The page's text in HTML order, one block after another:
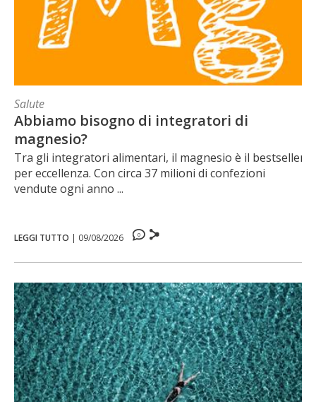
Salute
Abbiamo bisogno di integratori di
magnesio?
Tra gli integratori alimentari, il magnesio è il bestseller
per eccellenza. Con circa 37 milioni di confezioni
vendute ogni anno ...
LEGGI TUTTO | 09/08/2026 0